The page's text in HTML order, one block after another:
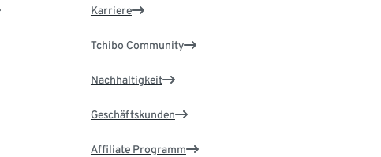
Karriere
Tchibo Community
Nachhaltigkeit
Geschäftskunden
Affiliate Programm